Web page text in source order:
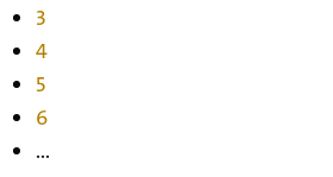
3
4
5
6
...